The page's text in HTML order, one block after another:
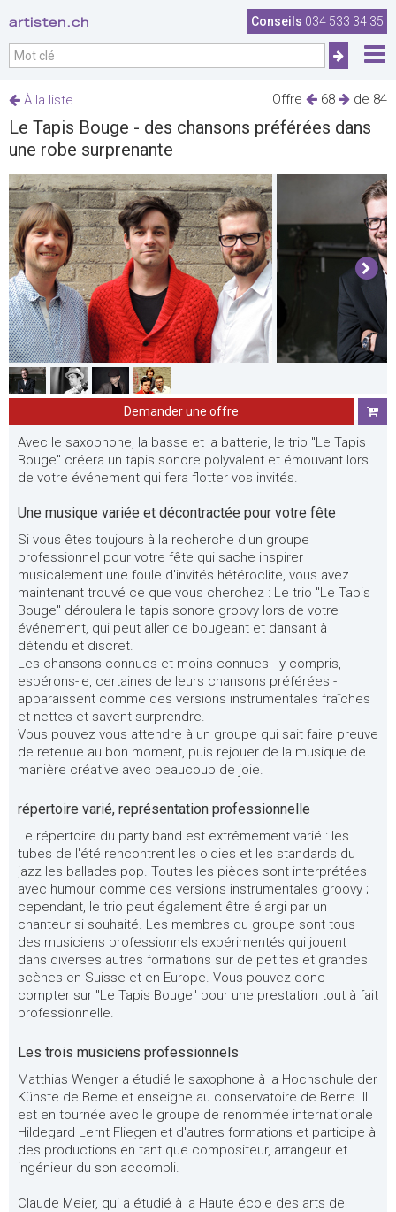
artisten.ch Conseils 034 533 34 35
Offre 68 de 84
À la liste
Le Tapis Bouge - des chansons préférées dans
une robe surprenante
Demander une offre
Avec le saxophone, la basse et la batterie, le trio "Le Tapis
Bouge" créera un tapis sonore polyvalent et émouvant lors
de votre événement qui fera flotter vos invités.
Une musique variée et décontractée pour votre fête
Si vous êtes toujours à la recherche d'un groupe
professionnel pour votre fête qui sache inspirer
musicalement une foule d'invités hétéroclite, vous avez
maintenant trouvé ce que vous cherchez : Le trio "Le Tapis
Bouge" déroulera le tapis sonore groovy lors de votre
événement, qui peut aller de bougeant et dansant à
détendu et discret.
Les chansons connues et moins connues - y compris,
espérons-le, certaines de leurs chansons préférées -
apparaissent comme des versions instrumentales fraîches
et nettes et savent surprendre.
Vous pouvez vous attendre à un groupe qui sait faire preuve
de retenue au bon moment, puis rejouer de la musique de
manière créative avec beaucoup de joie.
répertoire varié, représentation professionnelle
Le répertoire du party band est extrêmement varié : les
tubes de l'été rencontrent les oldies et les standards du
jazz les ballades pop. Toutes les pièces sont interprétées
avec humour comme des versions instrumentales groovy ;
cependant, le trio peut également être élargi par un
chanteur si souhaité. Les membres du groupe sont tous
des musiciens professionnels expérimentés qui jouent
dans diverses autres formations sur de petites et grandes
scènes en Suisse et en Europe. Vous pouvez donc
compter sur "Le Tapis Bouge" pour une prestation tout à fait
professionnelle.
Les trois musiciens professionnels
Matthias Wenger a étudié le saxophone à la Hochschule der
Künste de Berne et enseigne au conservatoire de Berne. Il
est en tournée avec le groupe de renommée internationale
Hildegard Lernt Fliegen et d'autres formations et participe à
des productions en tant que compositeur, arrangeur et
ingénieur du son accompli.
Claude Meier, qui a étudié à la Haute école des arts de